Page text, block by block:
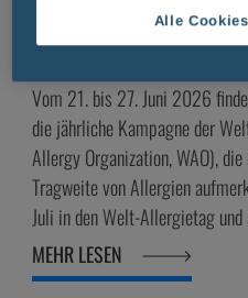
Allergieversorgung
Vom 21. bis 27. Juni 2026
die jährliche Kampagne der
Allergy Organization, WAO),
Tragweite von Allergien
Juli in den Welt-Allergietag
MEHR LESEN
Alle